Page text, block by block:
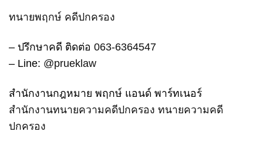
ทนายพฤกษ์ คดีปกครอง
– ปรึกษาคดี ติดต่อ 063-6364547
– Line: @prueklaw
สำนักงานกฎหมาย พฤกษ์ แอนด์ พาร์ทเนอร์
สำนักงานทนายความคดีปกครอง ทนายความคดี
ปกครอง